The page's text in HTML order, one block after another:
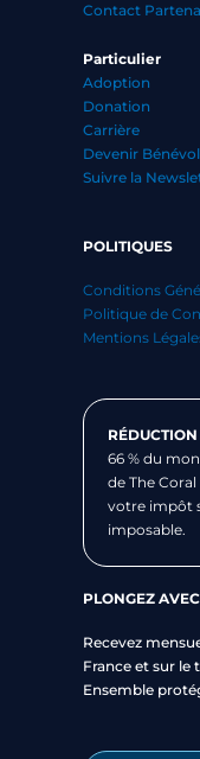
Contact
Particulier
Adoption
Donation
Carrière
Devenir
Suivre la
POLITIQUES
Conditions
Politique de
Mentions
66 % du
de The
votre impôt
imposable.
PLONGEZ
Recevez
France et sur le
Ensemble